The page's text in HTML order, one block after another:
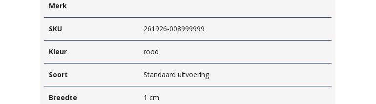
Merk
SKU 261926-008999999
Kleur rood
Soort Standaard uitvoering
Breedte 1 cm